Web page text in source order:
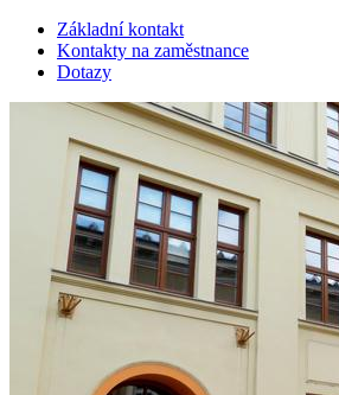
Základní kontakt
Kontakty na zaměstnance
Dotazy